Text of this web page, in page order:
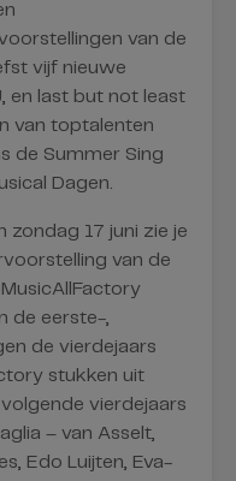
van de
vijf nieuwe
en last but not least
van toptalenten
de Summer Sing
Dagen.
zondag 17 juni zie je
van de
de eerste-,
de vierdejaars
stukken uit
vierdejaars
– van Asselt,
Edo Luijten, Eva-